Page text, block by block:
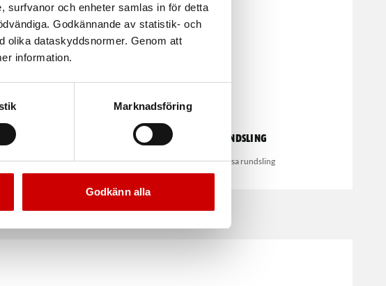
surfvanor och enheter samlas in för detta
Godkännande av statistik- och
olika dataskyddsnormer. Genom att
information.
Marknadsföring
Godkänn alla
Med spärr
Rundsling
Sömlösa rundsling